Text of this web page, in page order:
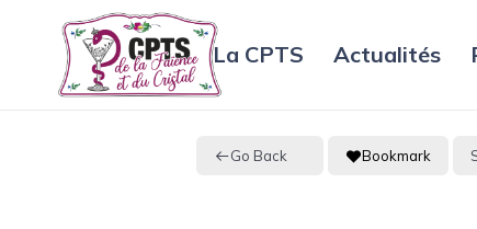
La CPTS Actualités
Go Back Bookmark